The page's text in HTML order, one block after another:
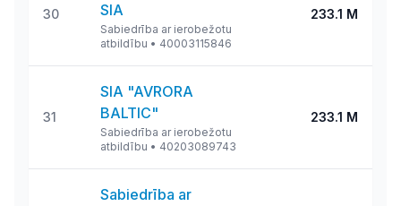
30
SIA
Sabiedrība ar ierobežotu
atbildību • 40003115846
233.1 M
31
SIA "AVRORA
BALTIC"
Sabiedrība ar ierobežotu
atbildību • 40203089743
233.1 M
Sabiedrība ar